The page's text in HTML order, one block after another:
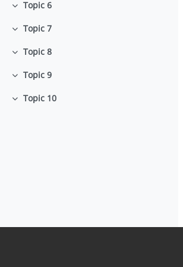
Minimizza
Topic 6
Minimizza
Topic 7
Minimizza
Topic 8
Minimizza
Topic 9
Minimizza
Topic 10